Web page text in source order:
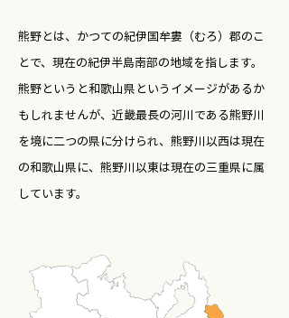
熊野とは、かつての紀伊国牟婁（むろ）郡のこ
とで、現在の紀伊半島南部の地域を指します。
熊野というと和歌山県というイメージがあるか
もしれませんが、近畿最長の河川である熊野川
を境に二つの県に分けられ、熊野川以西は現在
の和歌山県に、熊野川以東は現在の三重県に属
しています。